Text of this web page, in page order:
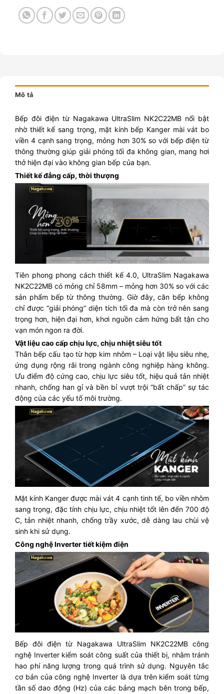
Mô tả
Bếp đôi điện từ Nagakawa UltraSlim NK2C22MB nổi bật
nhờ thiết kế sang trọng, mặt kính bếp Kanger mài vát bo
viền 4 cạnh sang trọng, mỏng hơn 30% so với bếp điện từ
thông thường giúp giải phóng tối đa không gian, mang hơi
thở hiện đại vào không gian bếp của bạn.
Thiết kế đẳng cấp, thời thượng
Tiên phong phong cách thiết kế 4.0, UltraSlim Nagakawa
NK2C22MB có mỏng chỉ 58mm – mỏng hơn 30% so với các
sản phẩm bếp từ thông thường. Giờ đây, căn bếp không
chỉ được “giải phóng” diện tích tối đa mà còn trở nên sang
trọng hơn, hiện đại hơn, khơi nguồn cảm hứng bất tận cho
vạn món ngon ra đời.
Vật liệu cao cấp chịu lực, chịu nhiệt siêu tốt
Thân bếp cấu tạo từ hợp kim nhôm – Loại vật liệu siêu nhẹ,
ứng dụng rộng rãi trong ngành công nghiệp hàng không.
Ưu điểm độ cứng cao, chịu lực siêu tốt, hiệu quả tản nhiệt
nhanh, chống han gỉ và bền bỉ vượt trội “bất chấp” sự tác
động của các yếu tố môi trường.
Mặt kính Kanger được mài vát 4 cạnh tinh tế, bo viền nhôm
sang trọng, đặc tính chịu lực, chịu nhiệt tốt lên đến 700 độ
C, tản nhiệt nhanh, chống trầy xước, dễ dàng lau chùi vệ
sinh khi sử dụng.
Công nghệ Inverter tiết kiệm điện
Bếp đôi điện từ Nagakawa UltraSlim NK2C22MB công
nghệ Inverter kiểm soát công suất của thiết bị, nhằm tránh
hao phí năng lượng trong quá trình sử dụng. Nguyên tắc
cơ bản của công nghệ Inverter là dựa trên kiểm soát từng
tần số dao động (Hz) của các bảng mạch bên trong bếp,